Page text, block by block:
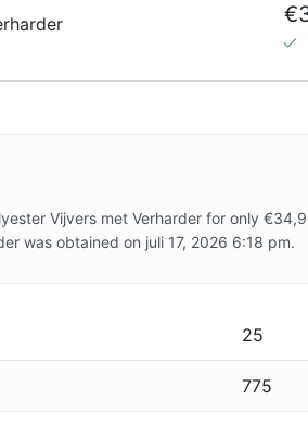
Vijvers met Verharder for only
was obtained on juli 17, 2026 6:18 pm.
25
775